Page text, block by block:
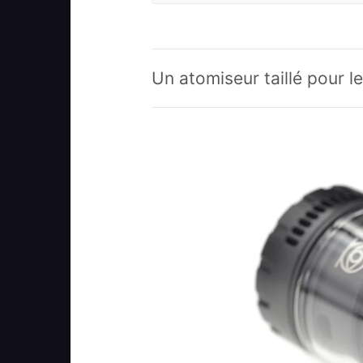
Un atomiseur taillé pour